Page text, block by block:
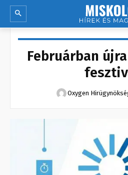
Februárban
Oxygen